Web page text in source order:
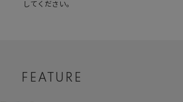
してください。
FEATURE